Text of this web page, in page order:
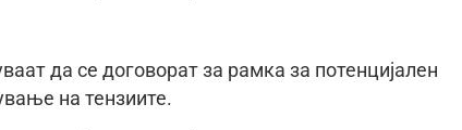
да се договорат за рамка за потенцијален
на тензиите.